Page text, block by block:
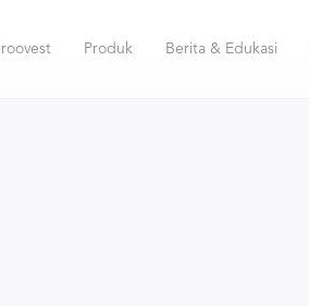
Produk Berita & Edukasi